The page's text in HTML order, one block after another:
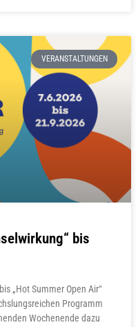
VERANSTALTUNGEN
bis
„Hot Summer Open Air“
Programm
Wochenende dazu